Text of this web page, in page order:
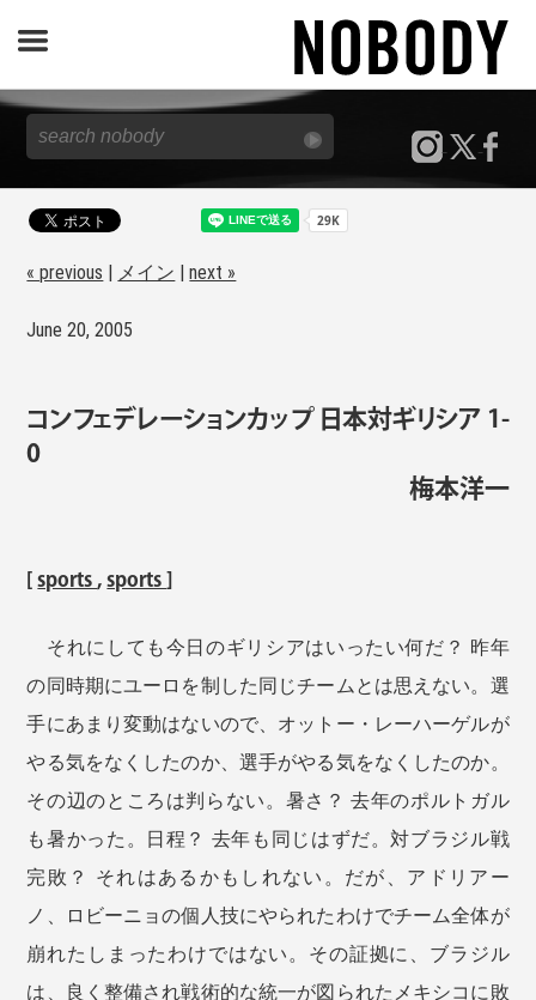
JOURNAL
SPECIAL
REPORT
NOBODY STORE
« previous メイン |next »
June 20, 2005
コンフェデレーションカップ 日本対ギリシア 1-
0
梅本洋一
[sports,sports]
それにしても今日のギリシアはいったい何だ？ 昨年
の同時期にユーロを制した同じチームとは思えない。選
手にあまり変動はないので、オットー・レーハーゲルが
やる気をなくしたのか、選手がやる気をなくしたのか。
その辺のところは判らない。暑さ？ 去年のポルトガル
も暑かった。日程？ 去年も同じはずだ。対ブラジル戦
完敗？ それはあるかもしれない。だが、アドリアー
ノ、ロビーニョの個人技にやられたわけでチーム全体が
崩れたしまったわけではない。その証拠に、ブラジル
は、良く整備され戦術的な統一が図られたメキシコに敗